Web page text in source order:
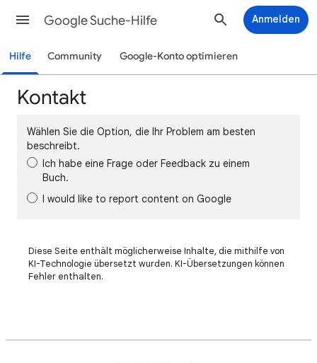
Google Suche-Hilfe Anmelden
Hilfe Community Google-Konto optimieren
Kontakt
Wählen Sie die Option, die Ihr Problem am besten
beschreibt.
Ich habe eine Frage oder Feedback zu einem
Buch.
I would like to report content on Google
Diese Seite enthält möglicherweise Inhalte, die mithilfe von
KI-Technologie übersetzt wurden. KI-Übersetzungen können
Fehler enthalten.